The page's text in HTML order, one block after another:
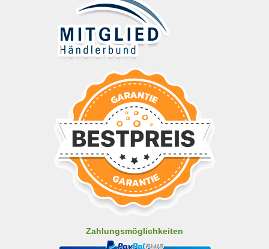
Zahlungsmöglichkeiten